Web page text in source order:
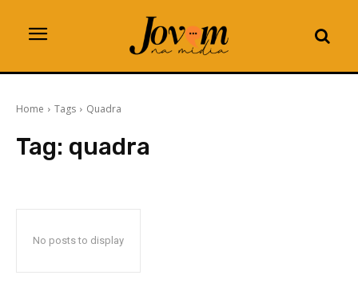
Home Tags Quadra
Tag: quadra
No posts to display